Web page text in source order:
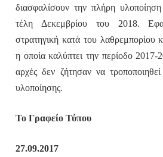
διασφαλίσουν την πλήρη
τέλη Δεκεμβρίου του 2018.
στρατηγική κατά του λαθρεμπορίου
η οποία καλύπτει την περίοδο
αρχές δεν ζήτησαν να
υλοποίησης.
Το Γραφείο Τύπου
27.09.2017